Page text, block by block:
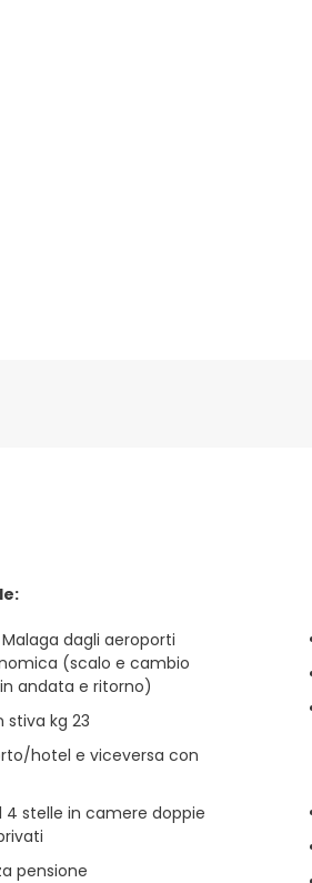
dagli aeroporti
(scalo e cambio
andata e ritorno)
stiva kg 23
hotel e viceversa con
4 stelle in camere doppie
pensione